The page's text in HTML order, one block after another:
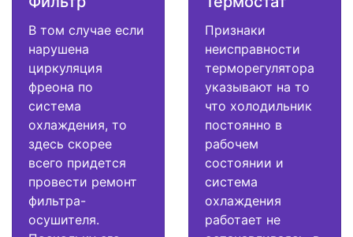
В том случае если
нарушена
циркуляция
фреона по
система
охлаждения, то
здесь скорее
всего придется
провести ремонт
фильтра-
осушителя.
Признаки
неисправности
терморегулятора
указывают на то
что холодильник
постоянно в
рабочем
состоянии и
система
охлаждения
работает не